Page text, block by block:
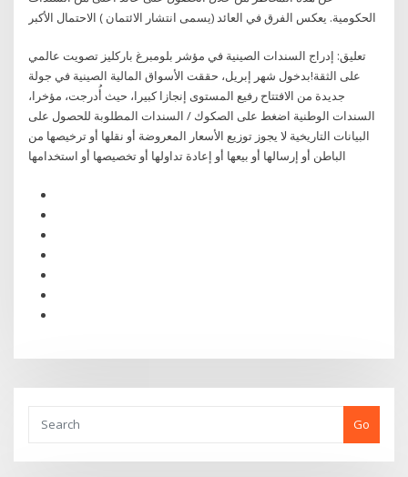
تعليق: إدراج السندات الصينية في مؤشر بلومبرغ باركليز تصويت عالمي
على الثقة!بدخول شهر إبريل، حققت الأسواق المالية الصينية في جولة
جديدة من الافتتاح رفيع المستوى إنجازا كبيرا، حيث أُدرجت، مؤخرا،
السندات الوطنية اضغط على الصكوك / السندات المطلوبة للحصول على
البيانات التاريخية لا يجوز توزيع الأسعار المعروضة أو نقلها أو ترخيصها من
الباطن أو إرسالها أو بيعها أو إعادة تداولها أو تخصيصها أو استخدامها
Go